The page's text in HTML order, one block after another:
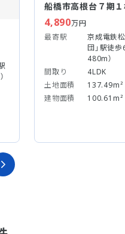
船橋市高根台７期
4,890万円
最寄駅
京成電鉄
団」駅徒歩
480m）
間取り
4LDK
土地面積
137.49m²
建物面積
100.61m²